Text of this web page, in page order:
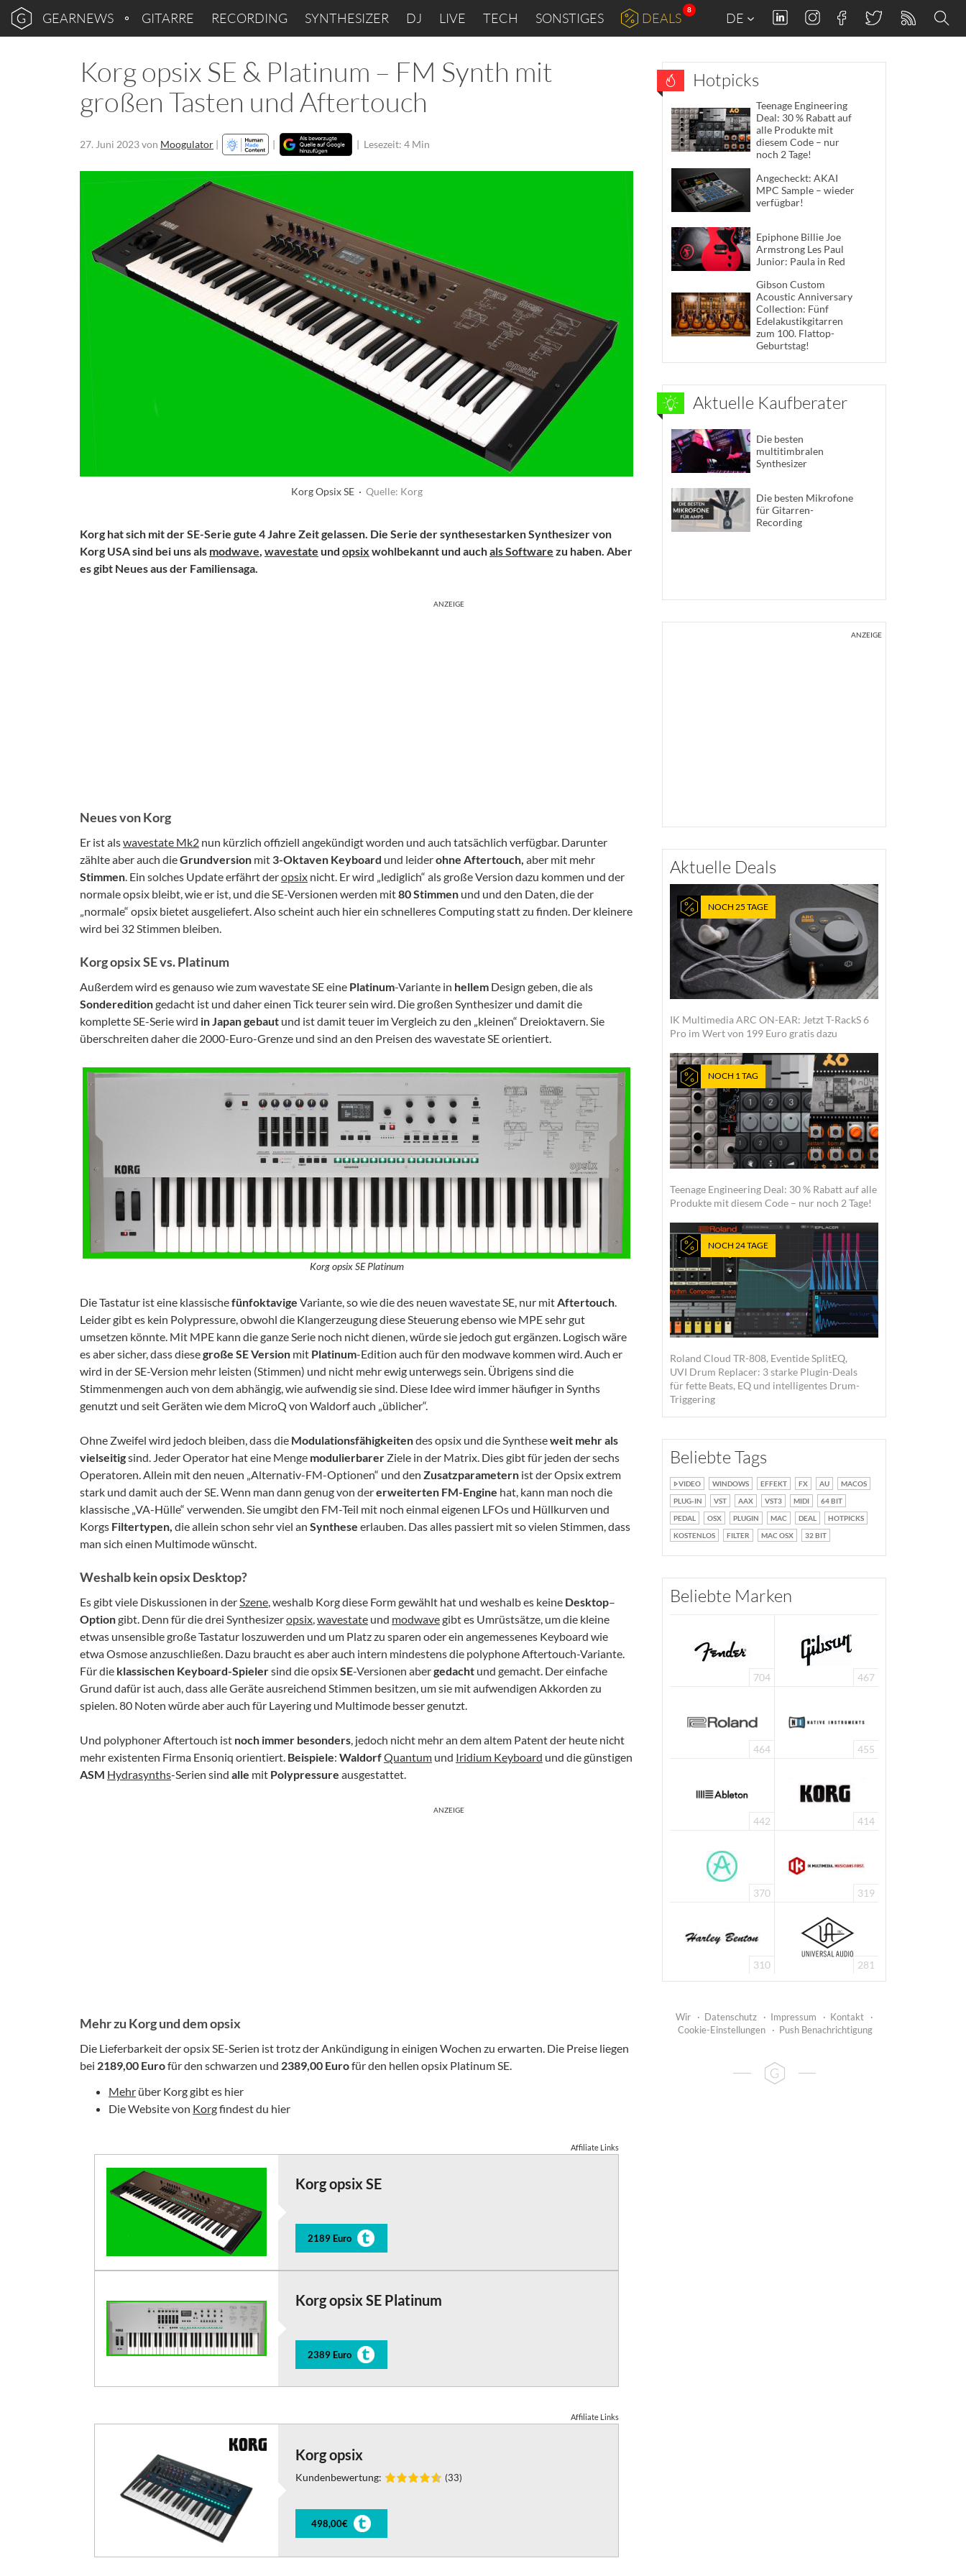
GEARNEWS GITARRE RECORDING SYNTHESIZER DJ LIVE TECH SONSTIGES DEALS
8
DE
Korg opsix SE & Platinum – FM Synth mit
großen Tasten und Aftertouch
27. Juni 2023von Moogulator | | | Lesezeit: 4 Min
Korg Opsix SE · Quelle: Korg
Korg hat sich mit der SE-Serie gute 4 Jahre Zeit gelassen. Die Serie der synthesestarken Synthesizer von
Korg USA sind bei uns als modwave, wavestate und opsix wohlbekannt und auchals Software zu haben. Aber
es gibt Neues aus der Familiensaga.
ANZEIGE
Neues von Korg
Er ist alswavestate Mk2 nun kürzlich offiziell angekündigt worden und auch tatsächlich verfügbar. Darunter
zählte aber auch dieGrundversion mit 3-Oktaven Keyboard und leiderohne Aftertouch, aber mit mehr
Stimmen. Ein solches Update erfährt deropsix nicht. Er wird „lediglich“ als große Version dazu kommen und der
normale opsix bleibt, wie er ist, und die SE-Versionen werden mit80 Stimmen und und den Daten, die der
„normale“ opsix bietet ausgeliefert. Also scheint auch hier ein schnelleres Computing statt zu finden. Der kleinere
wird bei 32 Stimmen bleiben.
Korg opsix SE vs. Platinum
Außerdem wird es genauso wie zum wavestate SE eine Platinum-Variante in hellem Design geben, die als
Sondereditiongedacht ist und daher einen Tick teurer sein wird. Die großen Synthesizer und damit die
komplette SE-Serie wird inJapangebaut und ist damit teuer im Vergleich zu den „kleinen“ Dreioktavern. Sie
überschreiten daher die 2000-Euro-Grenze und sind an den Preisen des wavestate SE orientiert.
Korg opsix SE Platinum
Die Tastatur ist eine klassischefünfoktavige Variante, so wie die des neuen wavestate SE, nur mit Aftertouch
Leider gibt es kein Polypressure, obwohl die Klangerzeugung diese Steuerung ebenso wie MPE sehr gut
umsetzen könnte. Mit MPE kann die ganze Serie noch nicht dienen, würde sie jedoch gut ergänzen. Logisch wäre
es aber sicher, dass diesegroße SE Version mit Platinum-Edition auch für den modwave kommen wird. Auch er
wird in der SE-Version mehr leisten (Stimmen) und nicht mehr ewig unterwegs sein. Übrigens sind die
Stimmenmengen auch von dem abhängig, wie aufwendig sie sind. Diese Idee wird immer häufiger in Synths
genutzt und seit Geräten wie dem MicroQ von Waldorf auch „üblicher“.
Ohne Zweifel wird jedoch bleiben, dass die Modulationsfähigkeitendes opsix und die Syntheseweit mehr als
vielseitigsind. Jeder Operator hat eine Menge modulierbarer Ziele in der Matrix. Dies gibt für jeden der sechs
Operatoren. Allein mit den neuen „Alternativ-FM-Optionen“ und den Zusatzparametern ist der Opsix extrem
stark und damit auch der SE. Wenn man dann genug von dererweiterten FM-Engine hat, kann man noch die
klassische „VA-Hülle“ verwenden. Sie umgibt den FM-Teil mit noch einmal eigenen LFOs und Hüllkurven und
Korgs Filtertypen, die allein schon sehr viel an Synthese erlauben. Das alles passiert mit so vielen Stimmen, dass
man sich einen Multimode wünscht.
Weshalb kein opsix Desktop?
Es gibt viele Diskussionen in der Szene , weshalb Korg diese Form gewählt hat und weshalb es keine Desktop–
Optiongibt. Denn für die drei Synthesizeropsix wavestate und modwavegibt es Umrüstsätze, um die kleine
etwas unsensible große Tastatur loszuwerden und um Platz zu sparen oder ein angemessenes Keyboard wie
etwa Osmose anzuschließen. Dazu braucht es aber auch intern mindestens die polyphone Aftertouch-Variante.
Für die klassischen Keyboard-Spielersind die opsixSE-Versionen abergedacht und gemacht. Der einfache
Grund dafür ist auch, dass alle Geräte ausreichend Stimmen besitzen, um sie mit aufwendigen Akkorden zu
spielen. 80 Noten würde aber auch für Layering und Multimode besser genutzt.
Und polyphoner Aftertouch ist noch immer besonders , jedoch nicht mehr an dem altem Patent der heute nicht
mehr existenten Firma Ensoniq orientiert. Beispiele: WaldorfQuantum und Iridium Keyboard und die günstigen
ASM Hydrasynths-Serien sind alle mit Polypressure ausgestattet.
ANZEIGE
Mehr zu Korg und dem opsix
Die Lieferbarkeit der opsix SE-Serien ist trotz der Ankündigung in einigen Wochen zu erwarten. Die Preise liegen
bei 2189,00 Eurofür den schwarzen und 2389,00 Eurofür den hellen opsix Platinum SE.
Mehr über Korg gibt es hier
Die Website von Korgfindest du hier
Affiliate Links
Korg opsix SE
2189 Euro
Korg opsix SE Platinum
2389 Euro
Affiliate Links
Korg opsix
Kundenbewertung: (33)
498,00€
Hotpicks
Teenage Engineering
Deal: 30 % Rabatt auf
alle Produkte mit
diesem Code – nur
noch 2 Tage!
Angecheckt: AKAI
MPC Sample – wieder
verfügbar!
Epiphone Billie Joe
Armstrong Les Paul
Junior: Paula in Red
Gibson Custom
Acoustic Anniversary
Collection: Fünf
Edelakustikgitarren
zum 100. Flattop-
Geburtstag!
Aktuelle Kaufberater
Die besten
multitimbralen
Synthesizer
Die besten Mikrofone
für Gitarren-
Recording
ANZEIGE
Aktuelle Deals
NOCH 25 TAGE
IK Multimedia ARC ON-EAR: Jetzt T-RackS 6
Pro im Wert von 199 Euro gratis dazu
NOCH 1 TAG
Teenage Engineering Deal: 30 % Rabatt auf alle
Produkte mit diesem Code – nur noch 2 Tage!
NOCH 24 TAGE
Roland Cloud TR-808, Eventide SplitEQ,
UVI Drum Replacer: 3 starke Plugin-Deals
für fette Beats, EQ und intelligentes Drum-
Triggering
Beliebte Tags
VIDEO WINDOWS EFFEKT FX AU
MACOS
PLUG-IN
VST AAX VST3 MIDI
64 BIT
PEDAL
OSX PLUGIN MAC DEAL
HOTPICKS
KOSTENLOS
FILTER MAC OSX 32 BIT
Beliebte Marken
704 467
464 455
442 414
370 319
310 281
Wir · Datenschutz · Impressum · Kontakt
·
Cookie-Einstellungen
· Push Benachrichtigung